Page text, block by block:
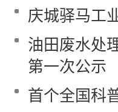
庆城驿马工
油田废水处
第一次公示
首个全国科